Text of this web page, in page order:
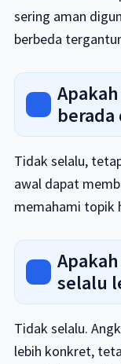
sering aman
berbeda
Tidak selalu,
awal dapat
memahami topik
selalu
Tidak selalu.
lebih konkret,